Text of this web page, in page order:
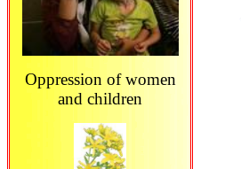
Oppression of women
and children